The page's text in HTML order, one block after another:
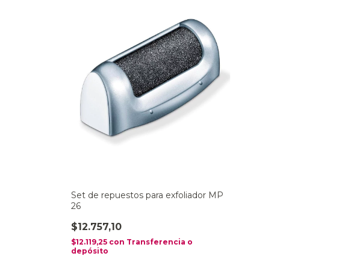
Set de repuestos para exfoliador MP
26
$12.757,10
$12.119,25 con Transferencia o
depósito